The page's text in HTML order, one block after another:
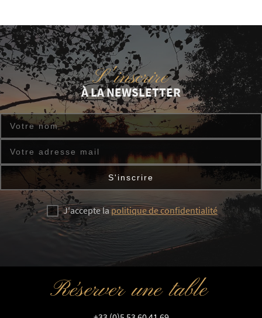
S'inscrire
À LA NEWSLETTER
J'accepte lapolitique de confidentialité
Réserver une table